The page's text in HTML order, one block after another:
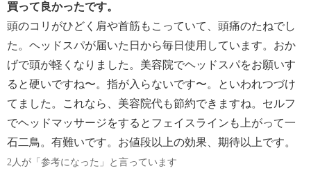
買って良かったです。
頭のコリがひどく肩や首筋もこっていて、頭痛のたねでし
た。ヘッドスパが届いた日から毎日使用しています。おか
げで頭が軽くなりました。美容院でヘッドスパをお願いす
ると硬いですね〜。指が入らないです〜。といわれつづけ
てました。これなら、美容院代も節約できますね。セルフ
でヘッドマッサージをするとフェイスラインも上がって一
石二鳥。有難いです。お値段以上の効果、期待以上です。
2人が「参考になった」と言っています